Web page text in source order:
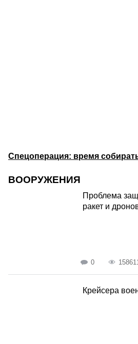
Спецоперация: время
ВООРУЖЕНИЯ
Проблема
ракет и
0 158611
Крейсера